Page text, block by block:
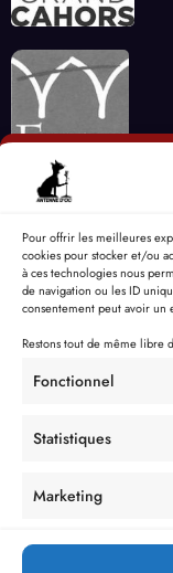
Pour offrir les meilleures
cookies pour stocker et/ou
à ces technologies nous
de navigation ou les ID
consentement peut avoir un
Restons tout de même libre
Fonctionnel
Statistiques
Marketing